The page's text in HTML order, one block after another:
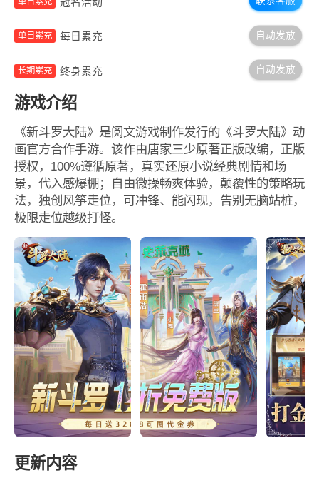
单日累充 每日累充 自动发放
长期累充 终身累充 自动发放
游戏介绍
《新斗罗大陆》是阅文游戏制作发行的《斗罗大陆》动
画官方合作手游。该作由唐家三少原著正版改编，正版
授权，100%遵循原著，真实还原小说经典剧情和场
景，代入感爆棚；自由微操畅爽体验，颠覆性的策略玩
法，独创风筝走位，可冲锋、能闪现，告别无脑站桩，
极限走位越级打怪。
更新内容